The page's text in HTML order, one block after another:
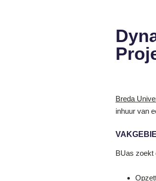
Breda
inhuur van
BUas zoekt